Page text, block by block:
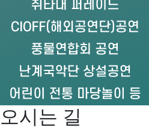
오시는 길